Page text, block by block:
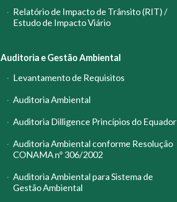
Relatório de Impacto de Trânsito (RIT) /
Estudo de Impacto Viário
Auditoria e Gestão Ambiental
Levantamento de Requisitos
Auditoria Ambiental
Auditoria Dilligence Princípios do Equador
Auditoria Ambiental conforme Resolução
CONAMA nº 306/2002
Auditoria Ambiental para Sistema de
Gestão Ambiental